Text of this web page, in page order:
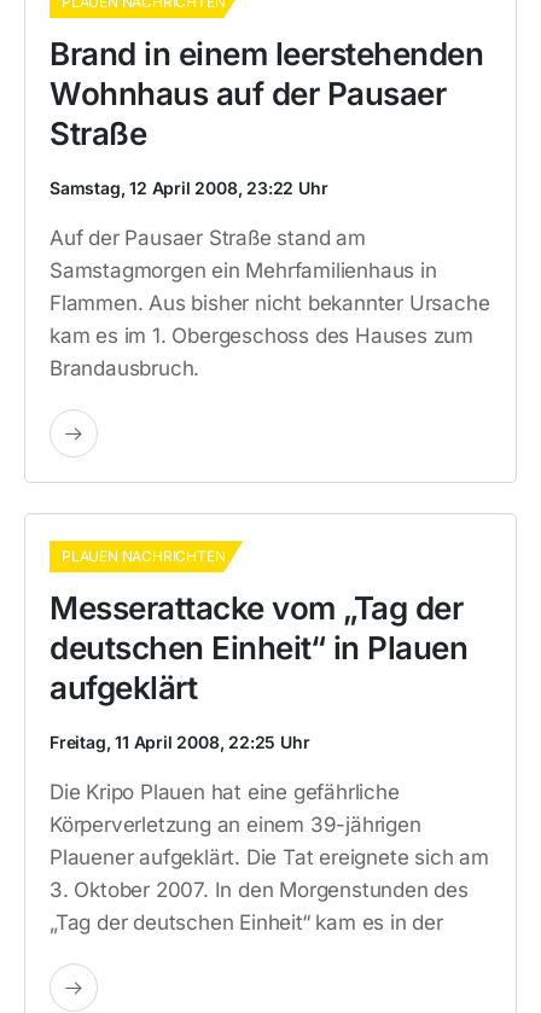
Brand in einem leerstehenden
Wohnhaus auf der Pausaer
Straße
Samstag, 12 April 2008, 23:22 Uhr
Auf der Pausaer Straße stand am
Samstagmorgen ein Mehrfamilienhaus in
Flammen. Aus bisher nicht bekannter Ursache
kam es im 1. Obergeschoss des Hauses zum
Brandausbruch.
PLAUEN NACHRICHTEN
Messerattacke vom „Tag der
deutschen Einheit“ in Plauen
aufgeklärt
Freitag, 11 April 2008, 22:25 Uhr
Die Kripo Plauen hat eine gefährliche
Körperverletzung an einem 39-jährigen
Plauener aufgeklärt. Die Tat ereignete sich am
3. Oktober 2007. In den Morgenstunden des
„Tag der deutschen Einheit“ kam es in der